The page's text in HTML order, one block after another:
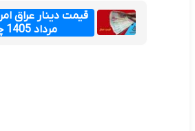
مرداد 1405 چند؟